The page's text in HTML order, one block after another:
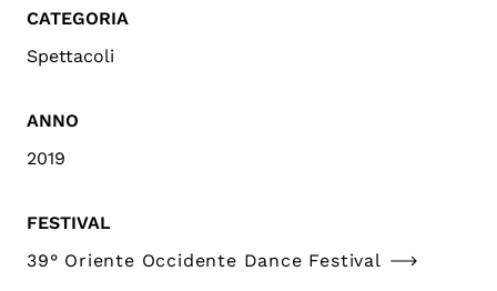
CATEGORIA
Spettacoli
ANNO
2019
FESTIVAL
39° Oriente Occidente Dance Festival